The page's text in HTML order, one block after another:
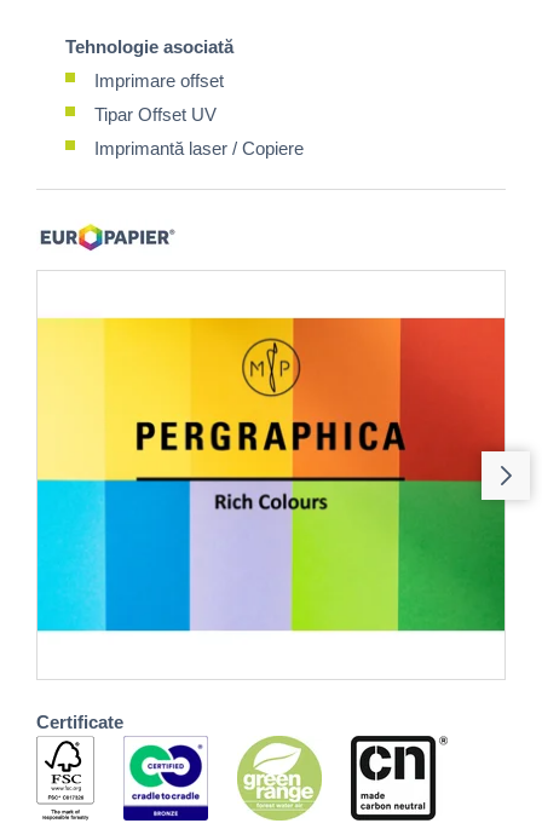
Tehnologie asociată
Imprimare offset
Tipar Offset UV
Imprimantă laser / Copiere
Certificate